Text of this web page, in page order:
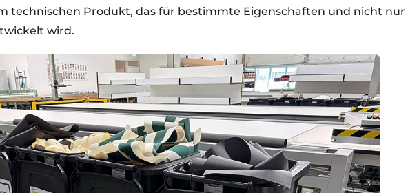
technischen Produkt, das für bestimmte Eigenschaften und nicht nur
wird.